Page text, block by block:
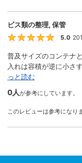
ビス類の整理, 保管
5.0
普及サイズのコンテナ
入れは容積が逆に小さ
っと読む
0人が参考にしています。
このレビューは参考になり